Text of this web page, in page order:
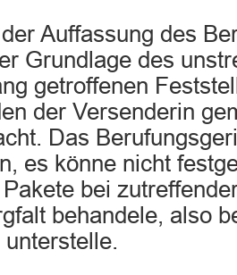
Auffassung des
Grundlage des
getroffenen
der Versenderin
Das
es könne nicht
bei
behandele, also